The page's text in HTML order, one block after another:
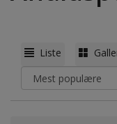
Liste